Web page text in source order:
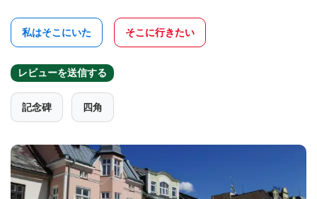
私はそこにいた そこに行きたい
レビューを送信する
記念碑 四角